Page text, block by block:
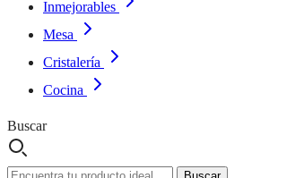
Inmejorables
Mesa
Cristalería
Cocina
Buscar